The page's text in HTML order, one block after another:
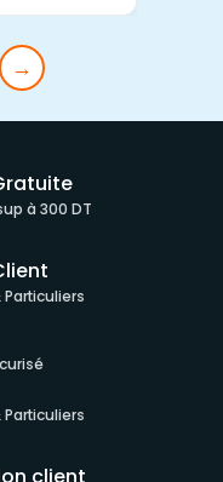
→
à 300 DT
Particuliers
Particuliers